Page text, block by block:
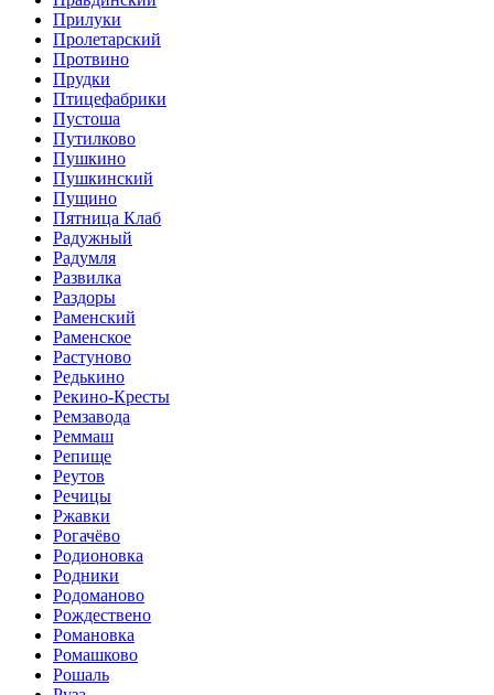
Прилуки
Пролетарский
Протвино
Прудки
Птицефабрики
Пустоша
Путилково
Пушкино
Пушкинский
Пущино
Пятница Клаб
Радужный
Радумля
Развилка
Раздоры
Раменский
Раменское
Растуново
Редькино
Рекино-Кресты
Ремзавода
Реммаш
Репище
Реутов
Речицы
Ржавки
Рогачёво
Родионовка
Родники
Родоманово
Рождествено
Романовка
Ромашково
Рошаль